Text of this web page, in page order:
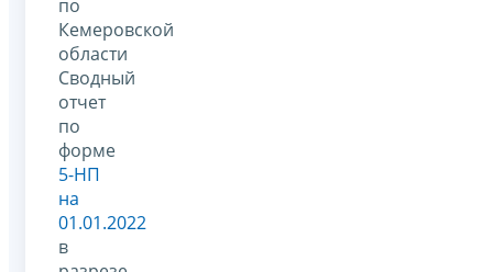
по
Кемеровской
области
Сводный
отчет
по
форме
5-НП
на
01.01.2022
в